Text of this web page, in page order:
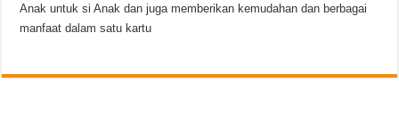
Anak untuk si Anak dan juga memberikan kemudahan dan berbagai
manfaat dalam satu kartu